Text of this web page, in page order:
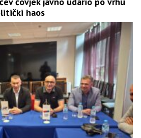
haos